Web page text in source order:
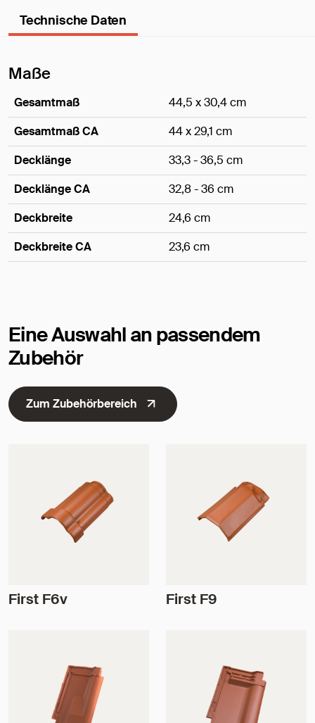
Technische Daten
Maße
Gesamtmaß
44,5 x 30,4 cm
Gesamtmaß CA
44 x 29,1 cm
Decklänge
33,3 - 36,5 cm
Decklänge CA
32,8 - 36 cm
Deckbreite
24,6 cm
Deckbreite CA
23,6 cm
Eine Auswahl an passendem
Zubehör
Zum Zubehörbereich
First F6v First F9